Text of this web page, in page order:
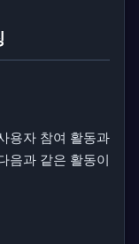
용자 참여 활동과
음과 같은 활동이